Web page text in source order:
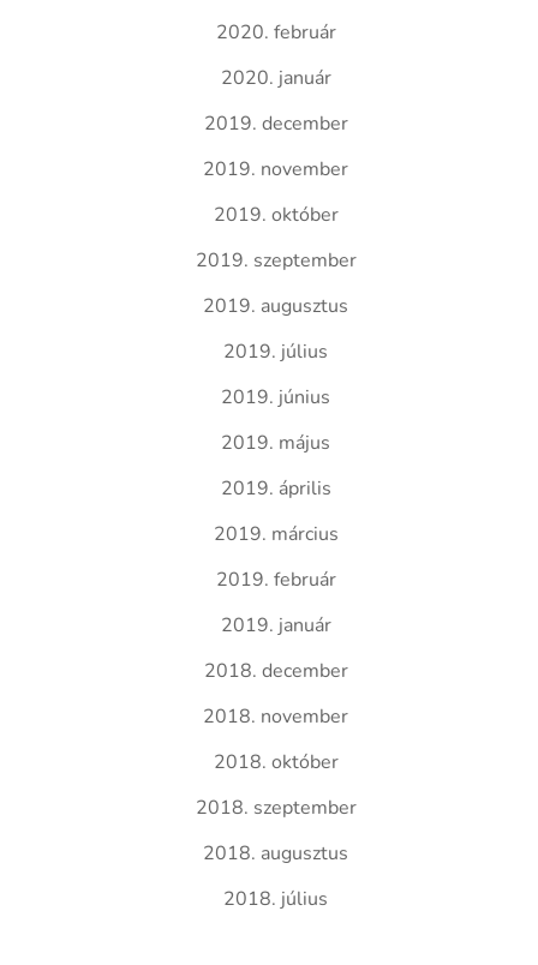
2020. február
2020. január
2019. december
2019. november
2019. október
2019. szeptember
2019. augusztus
2019. július
2019. június
2019. május
2019. április
2019. március
2019. február
2019. január
2018. december
2018. november
2018. október
2018. szeptember
2018. augusztus
2018. július